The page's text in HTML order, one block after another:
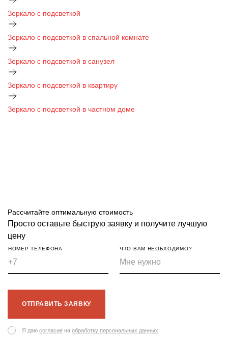
Зеркало с подсветкой
Зеркало с подсветкой в спальной комнате
Зеркало с подсветкой в санузел
Зеркало с подсветкой в квартиру
Зеркало с подсветкой в частном доме
Рассчитайте оптимальную стоимость
Просто оставьте быструю заявку и получите лучшую
цену
НОМЕР ТЕЛЕФОНА ЧТО ВАМ НЕОБХОДИМО?
ОТПРАВИТЬ ЗАЯВКУ
Я даю согласие на обработку персональных данных